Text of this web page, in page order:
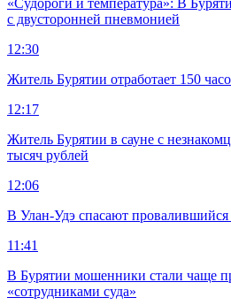
«Судороги и температура»: В
с двусторонней пневмонией
12:30
Житель Бурятии отработает 150
12:17
Житель Бурятии в сауне с
тысяч рублей
12:06
В Улан-Удэ спасают
11:41
В Бурятии мошенники стали чаще
«сотрудниками суда»